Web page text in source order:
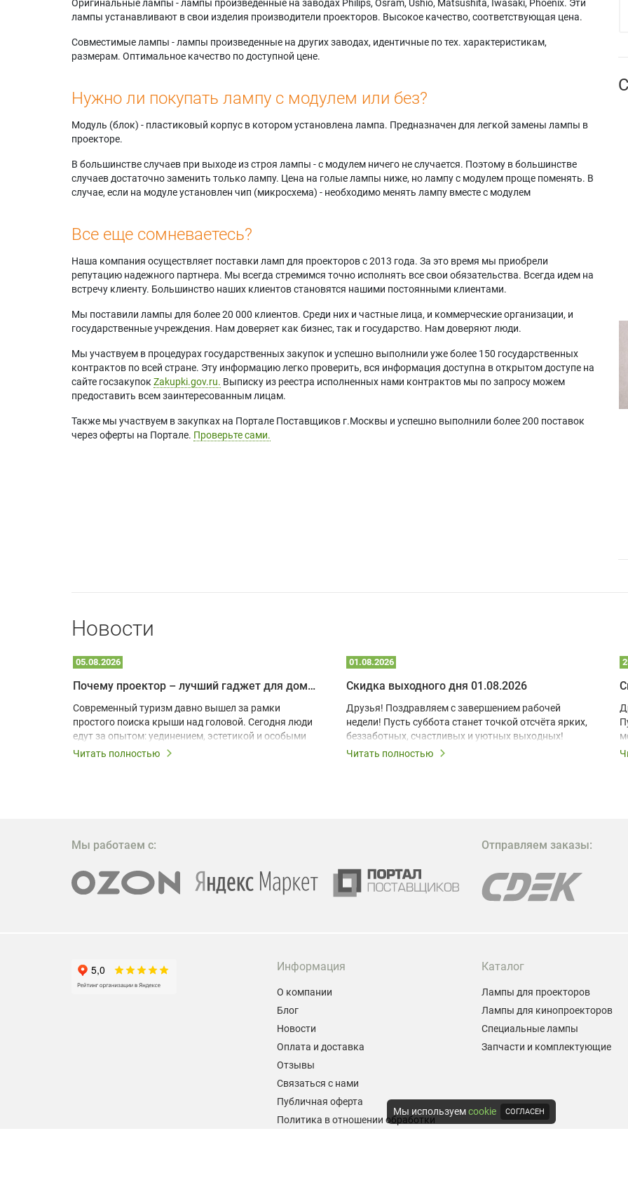
Оригинальные лампы - лампы произведенные на заводах Philips, Osram, Ushio, Matsushita, Iwasaki, Phoenix. Эти
лампы устанавливают в свои изделия производители проекторов. Высокое качество, соответствующая цена.
Совместимые лампы - лампы произведенные на других заводах, идентичные по тех. характеристикам,
размерам. Оптимальное качество по доступной цене.
Нужно ли покупать лампу с модулем или без?
Модуль (блок) - пластиковый корпус в котором установлена лампа. Предназначен для легкой замены лампы в
проекторе.
В большинстве случаев при выходе из строя лампы - с модулем ничего не случается. Поэтому в большинстве
случаев достаточно заменить только лампу. Цена на голые лампы ниже, но лампу с модулем проще поменять. В
случае, если на модуле установлен чип (микросхема) - необходимо менять лампу вместе с модулем
Все еще сомневаетесь?
Наша компания осуществляет поставки ламп для проекторов с 2013 года. За это время мы приобрели
репутацию надежного партнера. Мы всегда стремимся точно исполнять все свои обязательства. Всегда идем на
встречу клиенту. Большинство наших клиентов становятся нашими постоянными клиентами.
Мы поставили лампы для более 20 000 клиентов. Среди них и частные лица, и коммерческие организации, и
государственные учреждения. Нам доверяет как бизнес, так и государство. Нам доверяют люди.
Мы участвуем в процедурах государственных закупок и успешно выполнили уже более 150 государственных
контрактов по всей стране. Эту информацию легко проверить, вся информация доступна в открытом доступе на
сайте госзакупок Zakupki.gov.ru. Выписку из реестра исполненных нами контрактов мы по запросу можем
предоставить всем заинтересованным лицам.
Также мы участвуем в закупках на Портале Поставщиков г.Москвы и успешно выполнили более 200 поставок
через оферты на Портале. Проверьте сами.
Новости
05.08.2026
Почему проектор – лучший гаджет для домика в глэмпинге
Современный туризм давно вышел за рамки
простого поиска крыши над головой. Сегодня люди
едут за опытом: уединением, эстетикой и особыми
ощущениями. Владельцы A-frame домов,
эффективных и бюджетных способов стать
проектора.
Читать полностью
01.08.2026
Скидка выходного дня 01.08.2026
Друзья! Поздравляем с завершением рабочей
недели! Пусть суббота станет точкой отсчёта ярких,
беззаботных, счастливых и уютных выходных!
Читать полностью
Мы работаем с: Отправляем заказы:
Информация
О компании
Блог
Новости
Оплата и доставка
Отзывы
Связаться с нами
Публичная оферта
Политика в отношении обработки
Каталог
Лампы для проекторов
Лампы для кинопроекторов
Специальные лампы
Запчасти и комплектующие
Мы используемcookie СОГЛАСЕН